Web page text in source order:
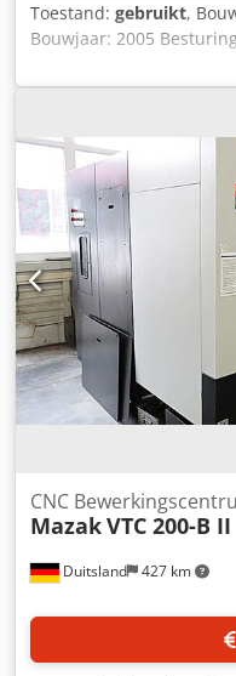
Toestand: gebruikt,
Bouwjaar: 2005
Ag Aeha Programmeren:
Gereedschapmagazijn:
gereedschappen 4e as
gereedschaplengte-
kopers uit het VK – Prijs
niet inbegrepen
Duitsland 427 km
CNC
MazakVTC 200-B II